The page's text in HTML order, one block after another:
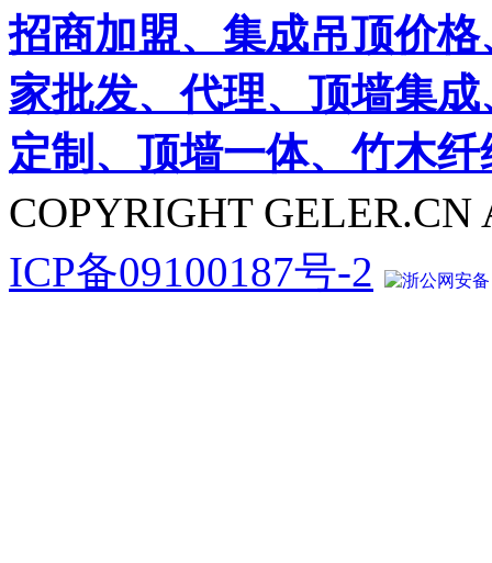
招商加盟、集成吊顶价
家批发、代理、顶墙集
定制、顶墙一体、竹木纤
COPYRIGHT
ICP备09100187号-2
浙公网安备